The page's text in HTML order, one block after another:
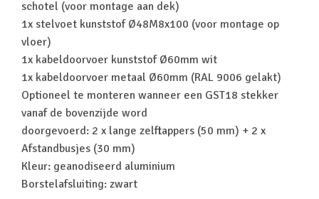
schotel (voor montage aan dek)
1x stelvoet kunststof Ø48M8x100 (voor montage op
vloer)
1x kabeldoorvoer kunststof Ø60mm wit
1x kabeldoorvoer metaal Ø60mm (RAL 9006 gelakt)
Optioneel te monteren wanneer een GST18 stekker
vanaf de bovenzijde word
doorgevoerd: 2 x lange zelftappers (50 mm) + 2 x
Afstandbusjes (30 mm)
Kleur: geanodiseerd aluminium
Borstelafsluiting: zwart